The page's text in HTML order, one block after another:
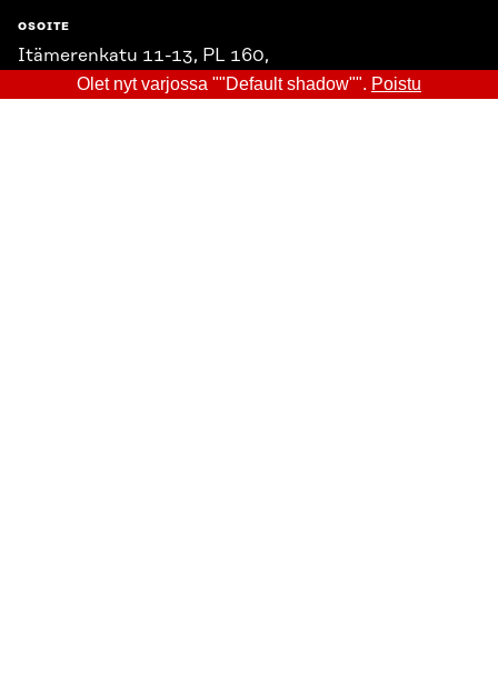
OSOITE
Itämerenkatu 11-13, PL 160,
00181 Helsinki
Olet nyt varjossa ""Default shadow"". Poistu